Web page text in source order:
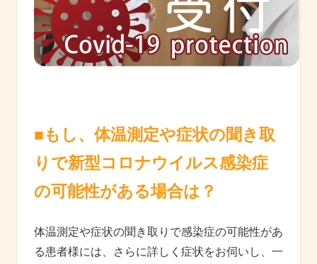
■もし、体温測定や症状の聞き取
りで新型コロナウイルス感染症
の可能性がある場合は？
体温測定や症状の聞き取りで感染症の可能性があ
る患者様には、さらに詳しく症状をお伺いし、一